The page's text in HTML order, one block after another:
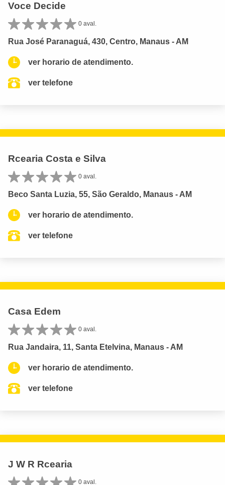
Voce Decide
0 aval.
Rua José Paranaguá, 430, Centro, Manaus - AM
ver horario de atendimento.
ver telefone
Rcearia Costa e Silva
0 aval.
Beco Santa Luzia, 55, São Geraldo, Manaus - AM
ver horario de atendimento.
ver telefone
Casa Edem
0 aval.
Rua Jandaira, 11, Santa Etelvina, Manaus - AM
ver horario de atendimento.
ver telefone
J W R Rcearia
0 aval.